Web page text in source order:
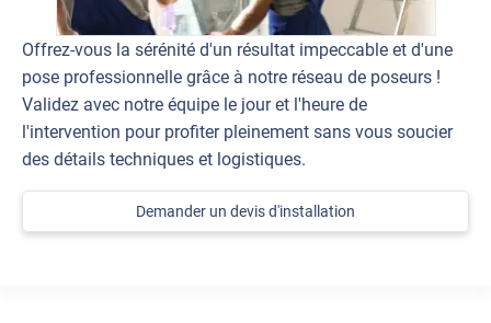
Offrez-vous la sérénité d'un résultat impeccable et d'une
pose professionnelle grâce à notre réseau de poseurs !
Validez avec notre équipe le jour et l'heure de
l'intervention pour profiter pleinement sans vous soucier
des détails techniques et logistiques.
Demander un devis d'installation